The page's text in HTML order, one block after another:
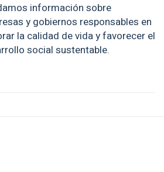
información sobre
y gobiernos responsables en
la calidad de vida y favorecer el
social sustentable.